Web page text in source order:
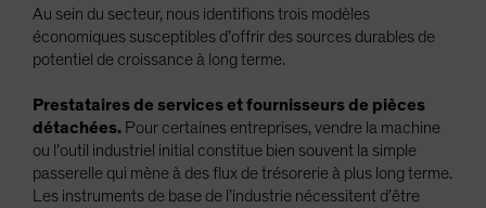
Au sein du secteur, nous identifions trois modèles
économiques susceptibles d’offrir des sources durables de
potentiel de croissance à long terme.
Prestataires de services et fournisseurs de pièces
détachées. Pour certaines entreprises, vendre la machine
ou l’outil industriel initial constitue bien souvent la simple
passerelle qui mène à des flux de trésorerie à plus long terme.
Les instruments de base de l’industrie nécessitent d’être